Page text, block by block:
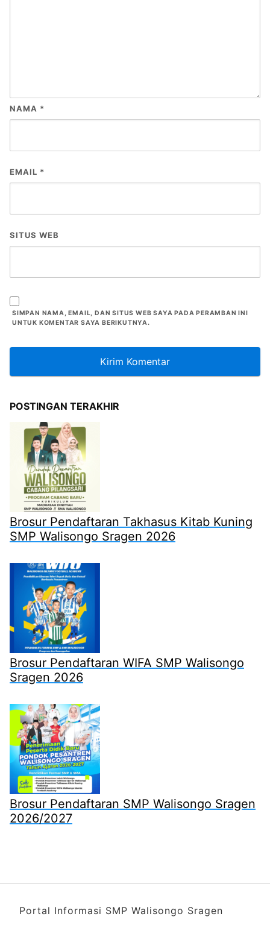
NAMA *
EMAIL *
SITUS WEB
SIMPAN NAMA, EMAIL, DAN SITUS WEB SAYA PADA PERAMBAN INI
UNTUK KOMENTAR SAYA BERIKUTNYA.
POSTINGAN TERAKHIR
Brosur Pendaftaran Takhasus Kitab Kuning
SMP Walisongo Sragen 2026
Brosur Pendaftaran WIFA SMP Walisongo
Sragen 2026
Brosur Pendaftaran SMP Walisongo Sragen
2026/2027
Portal Informasi SMP Walisongo Sragen